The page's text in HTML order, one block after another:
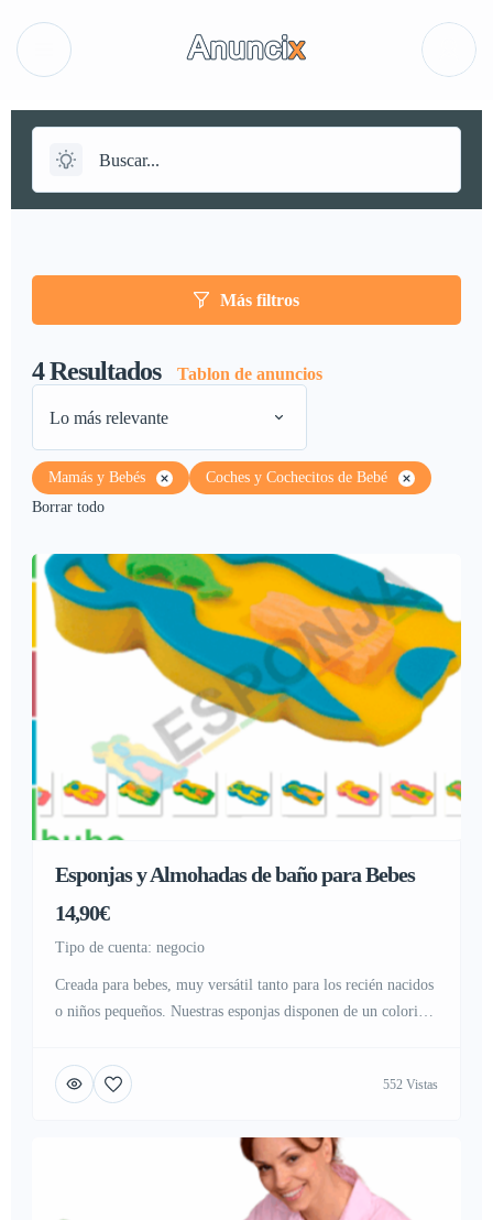
Más filtros
4Resultados Tablon de anuncios
Lo más relevante
Mamás y Bebés
Coches y Cochecitos de Bebé
Borrar todo
Esponjas y Almohadas de baño para Bebes
14,90€
tipo de cuenta: negocio
Creada para bebes, muy versátil tanto para los recién nacidos
o niños pequeños. Nuestras esponjas disponen de un colorido
atención en el momento del baño. Cuenta con varias
combinaciones elegidas al asar, con colores estimulantes,552 Vistas